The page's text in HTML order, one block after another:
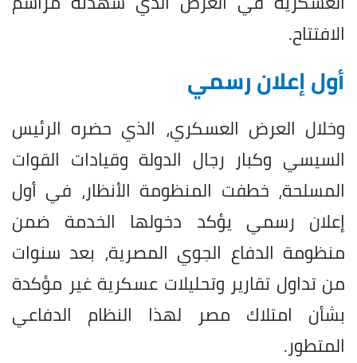
الافتتاح.
أول إعلان رسمي
وخلال العرض العسكري، الذي حضره الرئيس
السيسي وكبار رجال الدولة وقيادات القوات
المسلحة، خطفت المنظومة الأنظار، في أول
إعلان رسمي يؤكد دخولها الخدمة ضمن
منظومة الدفاع الجوي المصرية، بعد سنوات
من تداول تقارير وتحليلات عسكرية غير مؤكدة
بشأن امتلاك مصر لهذا النظام الدفاعي
المتطور.